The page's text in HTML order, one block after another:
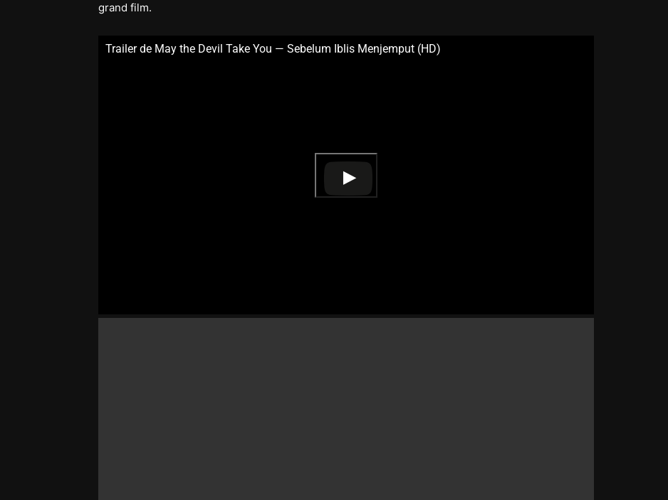
grand film.
Trailer de May the Devil Take You — Sebelum Iblis Menjemput (HD)